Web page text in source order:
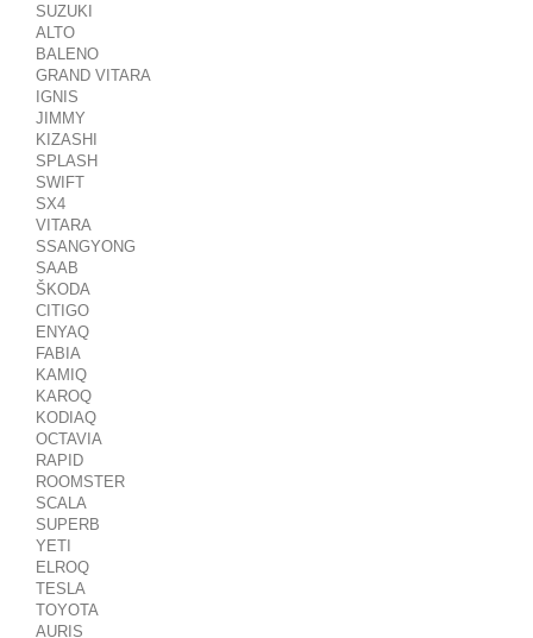
SUZUKI
ALTO
BALENO
GRAND VITARA
IGNIS
JIMMY
KIZASHI
SPLASH
SWIFT
SX4
VITARA
SSANGYONG
SAAB
ŠKODA
CITIGO
ENYAQ
FABIA
KAMIQ
KAROQ
KODIAQ
OCTAVIA
RAPID
ROOMSTER
SCALA
SUPERB
YETI
ELROQ
TESLA
TOYOTA
AURIS